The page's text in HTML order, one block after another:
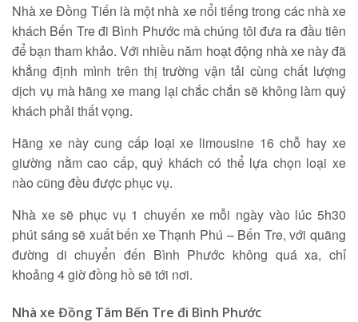
Nhà xe Đồng Tiến là một nhà xe nổi tiếng trong các nhà xe
khách Bến Tre đi Bình Phước mà chúng tôi đưa ra đầu tiên
để bạn tham khảo. Với nhiều năm hoạt động nhà xe này đã
khẳng định mình trên thị trường vận tải cùng chất lượng
dịch vụ mà hãng xe mang lại chắc chắn sẽ không làm quý
khách phải thất vọng.
Hãng xe này cung cấp loại xe limousine 16 chỗ hay xe
giường nằm cao cấp, quý khách có thể lựa chọn loại xe
nào cũng đều được phục vụ.
Nhà xe sẽ phục vụ 1 chuyến xe mỗi ngày vào lúc 5h30
phút sáng sẽ xuất bến xe Thạnh Phú – Bến Tre, với quãng
đường di chuyển đến Bình Phước không quá xa, chỉ
khoảng 4 giờ đồng hồ sẽ tới nơi.
Nhà xe Đồng Tâm Bến Tre đi Bình Phước